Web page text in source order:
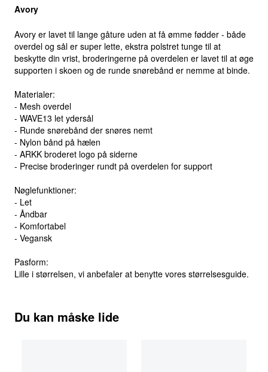
Avory
Avory er lavet til lange gåture uden at få ømme fødder - både
overdel og sål er super lette, ekstra polstret tunge til at
beskytte din vrist, broderingerne på overdelen er lavet til at øge
supporten i skoen og de runde snørebånd er nemme at binde.
Materialer:
- Mesh overdel
- WAVE13 let ydersål
- Runde snørebånd der snøres nemt
- Nylon bånd på hælen
- ARKK broderet logo på siderne
- Precise broderinger rundt på overdelen for support
Nøglefunktioner:
- Let
- Åndbar
- Komfortabel
- Vegansk
Pasform:
Lille i størrelsen, vi anbefaler at benytte vores størrelsesguide.
Du kan måske lide